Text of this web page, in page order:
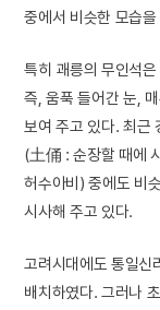
중에서 비슷한 모습
특히 괘릉의 무인석
즉, 움푹 들어간 눈,
보여 주고 있다. 최근
(土俑 : 순장할 때에
허수아비) 중에도 비
시사해 주고 있다.
고려시대에도 통일신
배치하였다. 그러나